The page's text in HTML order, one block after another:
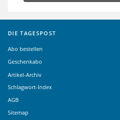
DIE TAGESPOST
Abo bestellen
Geschenkabo
Artikel-Archiv
Schlagwort-Index
AGB
Sitemap